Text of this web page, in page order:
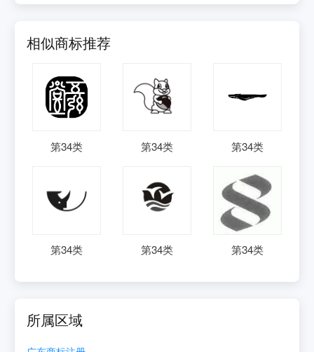
相似商标推荐
第34类 第34类 第34类
第34类 第34类 第34类
所属区域